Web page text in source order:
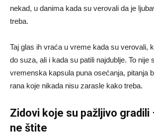
nekad, u danima kada su verovali da je
treba.
Taj glas ih vraća u vreme kada su verovali,
do suza, ali i kada su patili najdublje. To nije
vremenska kapsula puna osećanja, pitanja
rana koje nikada nisu zarasle kako treba.
Zidovi koje su pažljivo gradili
ne štite